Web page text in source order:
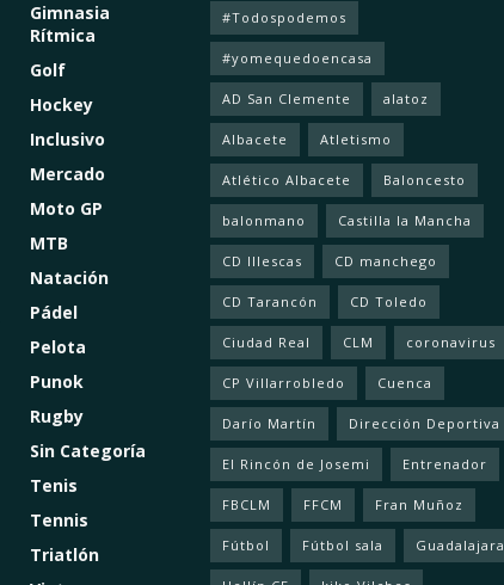
Gimnasia
Rítmica
Golf
Hockey
Inclusivo
Mercado
Moto GP
MTB
Natación
Pádel
Pelota
Punok
Rugby
Sin Categoría
Tenis
Tennis
Triatlón
#Todospodemos
#yomequedoencasa
AD San Clemente alatoz
Albacete Atletismo
Atlético Albacete Baloncesto
balonmano Castilla la Mancha
CD Illescas CD manchego
CD Tarancón CD Toledo
Ciudad Real CLM coronavirus
CP Villarrobledo Cuenca
Darío Martín Dirección Deportiva
El Rincón de Josemi Entrenador
FBCLM FFCM Fran Muñoz
Fútbol Fútbol sala Guadalajara